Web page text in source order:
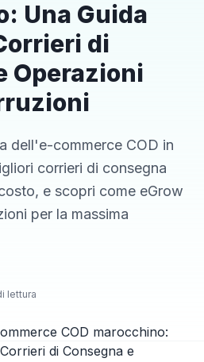
Una Guida
di
Operazioni
dell'e-commerce COD in
corrieri di consegna
e scopri come eGrow
per la massima
lettura